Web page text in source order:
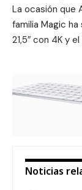
La ocasión que
familia Magic ha
21,5″ con 4K y el
Noticias